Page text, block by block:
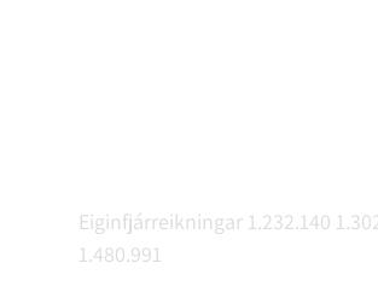
Eiginfjárreikningar 1.232.140
1.480.991